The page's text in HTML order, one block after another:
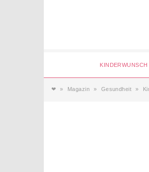
KINDERWUNSCH
❤ Magazin Gesundheit